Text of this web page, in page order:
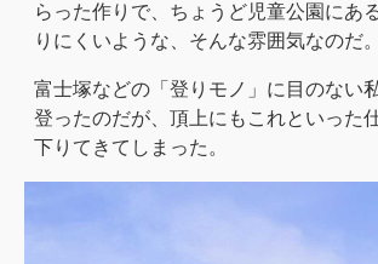
らった作りで、ちょうど児童公園にあ
りにくいような、そんな雰囲気なのだ。
富士塚などの「登りモノ」に目のない
登ったのだが、頂上にもこれといった
下りてきてしまった。